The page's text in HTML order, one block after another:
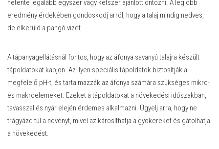
hetente legalább egyszer vagy kétszer ajánlott öntözni. A legjobb
eredmény érdekében gondoskodj arról, hogy a talaj mindig nedves,
de elkerüld a pangó vizet.
A tápanyagellátásnál fontos, hogy az áfonya savanyú talajra készült
tápoldatokat kapjon. Az ilyen speciális tápoldatok biztosítják a
megfelelő pH-t, és tartalmazzák az áfonya számára szükséges mikro-
és makroelemeket. Ezeket a tápoldatokat a növekedési időszakban,
tavasszal és nyár elején érdemes alkalmazni. Ügyelj arra, hogy ne
trágyázd túl a növényt, mivel az károsíthatja a gyökereket és gátolhatja
a növekedést.